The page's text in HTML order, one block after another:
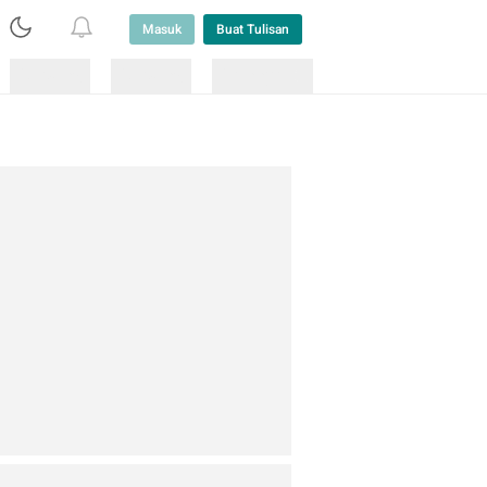
Masuk Buat Tulisan